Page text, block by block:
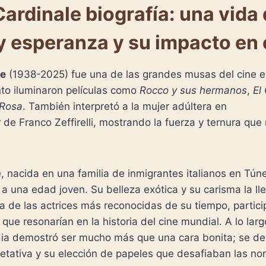
biografía: una vida
esperanza y su impacto en
(1938-2025) fue una de las grandes musas del cine
iluminaron películas como Rocco y sus hermanos, El
. También interpretó a la mujer adúltera en
de Franco Zeffirelli, mostrando la fuerza y ternura que
nacida en una familia de inmigrantes italianos en
una edad joven. Su belleza exótica y su carisma la
de las actrices más reconocidas de su tiempo,
resonarían en la historia del cine mundial. A lo
demostró ser mucho más que una cara bonita; se
y su elección de papeles que desafiaban las